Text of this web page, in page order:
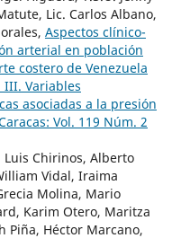
Lic. Carlos Albano,
Aspectos clínico-
arterial en población
costero de Venezuela
III. Variables
asociadas a la presión
Vol. 119 Núm. 2
Luis Chirinos, Alberto
Vidal, Iraima
Molina, Mario
Karim Otero, Maritza
Piña, Héctor Marcano,